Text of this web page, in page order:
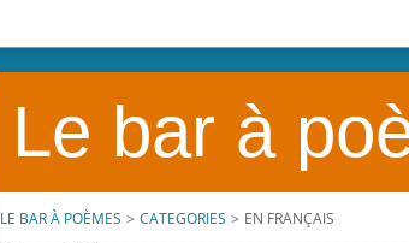
Le bar à
LE BAR À POÈMES > CATEGORIES > EN FRANÇAIS